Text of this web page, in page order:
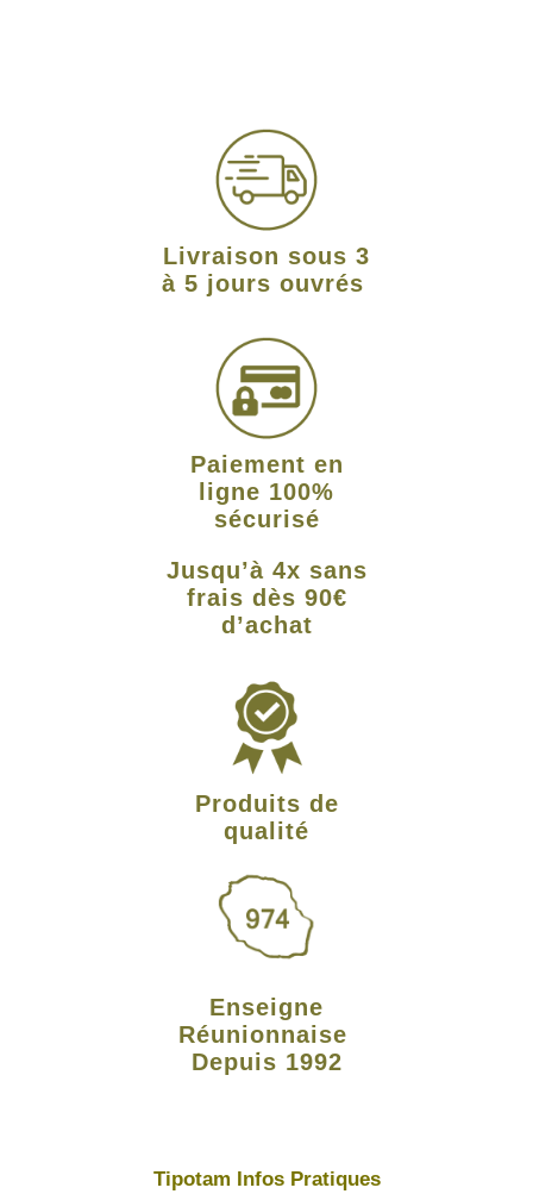
Livraison sous 3
à 5 jours ouvrés
Paiement en
ligne 100%
sécurisé
Jusqu’à 4x sans
frais dès 90€
d’achat
Produits de
qualité
Enseigne
Réunionnaise
Depuis 1992
Tipotam Infos Pratiques